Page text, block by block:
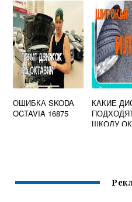
ОШИБКА SKODA
OCTAVIA 16875
КАКИЕ
ШКОДУ